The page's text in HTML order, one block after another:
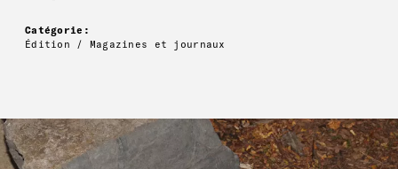
Catégorie:
Édition / Magazines et journaux